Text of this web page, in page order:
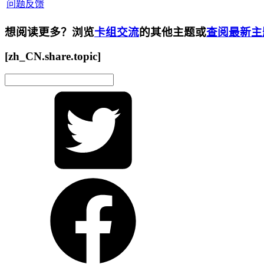
问题反馈
想阅读更多？浏览卡组交流的其他主题或查阅最新
[zh_CN.share.topic]